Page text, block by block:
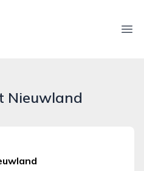
Nieuwland